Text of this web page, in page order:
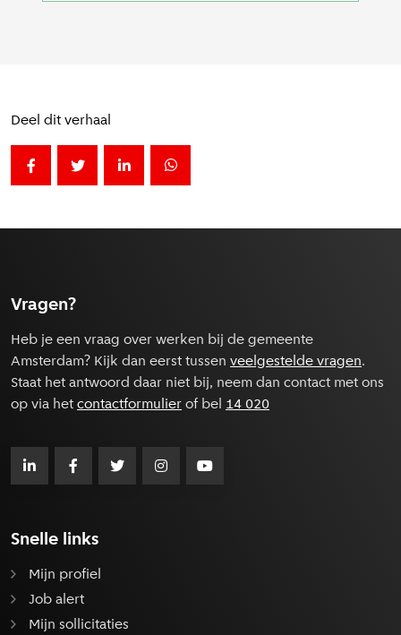
Deel dit verhaal
Deel deze pagina op Facebook
Label voor [Social share - Deel op twitter] niet
Deel deze pagina op LinkedIn
Deel deze pagina op Whatsapp
Vragen?
Heb je een vraag over werken bij de gemeente
Amsterdam? Kijk dan eerst tussen veelgestelde vragen.
Staat het antwoord daar niet bij, neem dan contact met ons
op via hetcontactformulierof bel 14 020
Snelle links
Mijn profiel
Job alert
Mijn sollicitaties